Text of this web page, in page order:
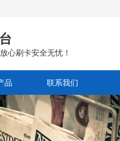
心刷卡安全无忧！
品 联系我们